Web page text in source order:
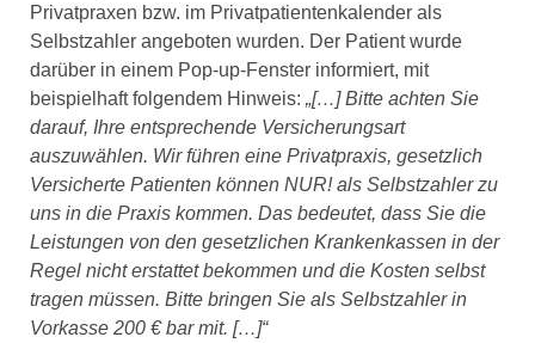
Privatpraxen bzw. im Privatpatientenkalender als
Selbstzahler angeboten wurden. Der Patient wurde
darüber in einem Pop-up-Fenster informiert, mit
beispielhaft folgendem Hinweis: „[…] Bitte achten Sie
darauf, Ihre entsprechende Versicherungsart
auszuwählen. Wir führen eine Privatpraxis, gesetzlich
Versicherte Patienten können NUR! als Selbstzahler zu
uns in die Praxis kommen. Das bedeutet, dass Sie die
Leistungen von den gesetzlichen Krankenkassen in der
Regel nicht erstattet bekommen und die Kosten selbst
tragen müssen. Bitte bringen Sie als Selbstzahler in
Vorkasse 200 € bar mit. […]“